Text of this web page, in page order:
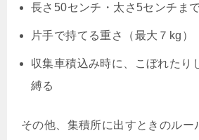
長さ50センチ・太さ5センチま
片手で持てる重さ（最大７kg）
収集車積込み時に、こぼれたり
縛る
その他、集積所に出すときのルー